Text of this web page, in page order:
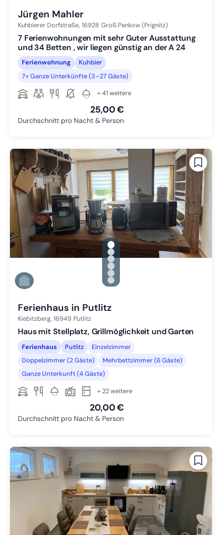
Jürgen Mahler
Kuhbierer Dorfstraße, 16928 Groß Pankow (Prignitz)
7 Ferienwohnungen mit sehr Guter Ausstattung
und 34 Betten , wir liegen günstig an der A 24
Ferienwohnung
Kuhbier
7× Ganze Unterkünfte (3–27 Gäste)
+ 41 weitere
25,00 €
Durchschnitt pro Nacht & Person
gallery.slide_selector
Zu Slide 1 wechseln
Zu Slide 2 wechseln
Zu Slide 3 wechseln
Zu Slide 4 wechseln
Zu Slide 5 wechseln
Zu Slide 6 wechseln
Ferienhaus in Putlitz
Kiebitzberg, 16949 Putlitz
Haus mit Stellplatz, Grillmöglichkeit und Garten
Ferienhaus Putlitz
Einzelzimmer
Doppelzimmer (2 Gäste)
Mehrbettzimmer (6 Gäste)
Ganze Unterkunft (4 Gäste)
+ 22 weitere
20,00 €
Durchschnitt pro Nacht & Person